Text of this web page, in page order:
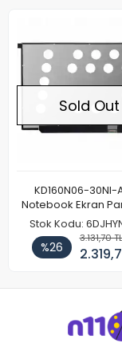
Sold Out
KD160N06-30NI-
Notebook Ekran
HD
Stok Kodu:
%26
3.131,70 TL